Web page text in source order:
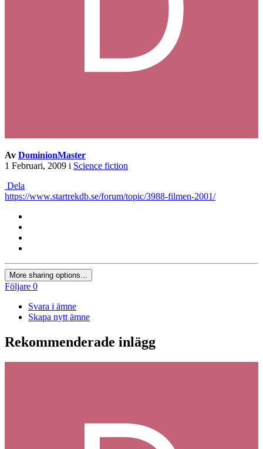
Av DominionMaster
1 Februari, 2009 i Science fiction
Dela
https://www.startrekdb.se/forum/topic/3988-filmen-2001/
More sharing options...
Följare 0
Svara i ämne
Skapa nytt ämne
Rekommenderade inlägg